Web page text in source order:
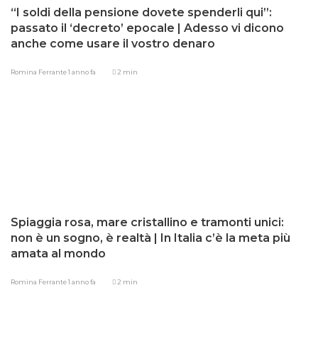
“I soldi della pensione dovete spenderli qui”:
passato il ‘decreto’ epocale | Adesso vi dicono
anche come usare il vostro denaro
Romina Ferrante1 anno fa 2 min
Spiaggia rosa, mare cristallino e tramonti unici:
non è un sogno, è realtà | In Italia c’è la meta più
amata al mondo
Romina Ferrante1 anno fa 2 min